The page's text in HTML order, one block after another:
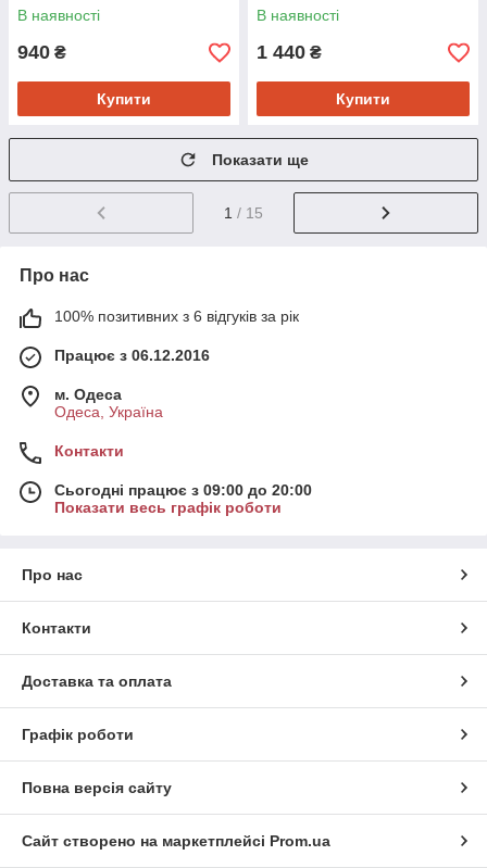
В наявності
940 ₴
Купити
В наявності
1 440 ₴
Купити
Показати ще
1 / 15
Про нас
100% позитивних з 6 відгуків за рік
Працює з 06.12.2016
м. Одеса
Одеса, Україна
Контакти
Сьогодні працює з 09:00 до 20:00
Показати весь графік роботи
Про нас
Контакти
Доставка та оплата
Графік роботи
Повна версія сайту
Сайт створено на маркетплейсі Prom.ua